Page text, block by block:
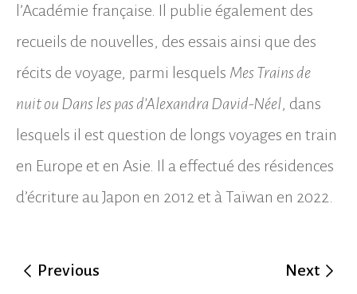
l’Académie française. Il publie également des
recueils de nouvelles, des essais ainsi que des
récits de voyage, parmi lesquels Mes Trains de
nuit ou Dans les pas d’Alexandra David-Néel, dans
lesquels il est question de longs voyages en train
en Europe et en Asie. Il a effectué des résidences
d’écriture au Japon en 2012 et à Taïwan en 2022.
Previous Next